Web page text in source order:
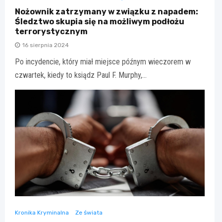
Nożownik zatrzymany w związku z napadem:
Śledztwo skupia się na możliwym podłożu
terrorystycznym
16 sierpnia 2024
Po incydencie, który miał miejsce późnym wieczorem w
czwartek, kiedy to ksiądz Paul F. Murphy,…
Kronika Kryminalna Ze świata